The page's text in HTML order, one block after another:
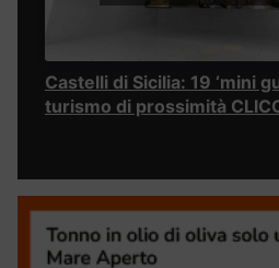
Castelli di Sicilia: 19 ‘mini
turismo di prossimità